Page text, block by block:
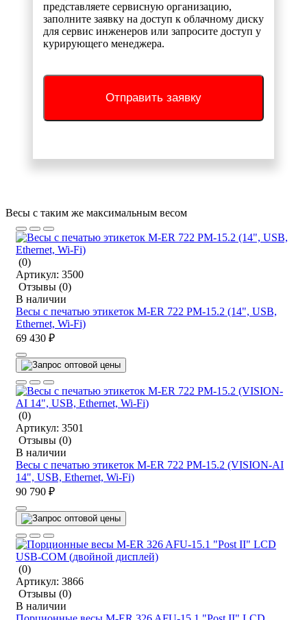
представляете сервисную организацию,
заполните заявку на доступ к облачному диску
для сервис инженеров или запросите доступ у
курирующего менеджера.
Отправить заявку
Весы с таким же максимальным весом
(0)
Артикул: 3500
Отзывы (0)
В наличии
Весы с печатью этикеток M-ER 722 PM-15.2 (14", USB,
Ethernet, Wi-Fi)
69 430 ₽
(0)
Артикул: 3501
Отзывы (0)
В наличии
Весы с печатью этикеток M-ER 722 PM-15.2 (VISION-AI
14", USB, Ethernet, Wi-Fi)
90 790 ₽
(0)
Артикул: 3866
Отзывы (0)
В наличии